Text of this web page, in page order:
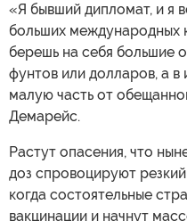
«Я бывший дипломат, и я
больших международных
берешь на себя большие
фунтов или долларов, а в
малую часть от
Демарейс.
Растут опасения, что
доз спровоцируют
когда состоятельные
вакцинации и начнут